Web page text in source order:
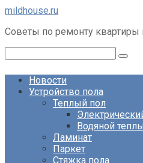
Перейти
контенту
mildhouse.ru
Советы по ремонту квартиры
Новости
Устройство пола
Теплый пол
Водяной
Ламинат
Паркет
Стяжка пола